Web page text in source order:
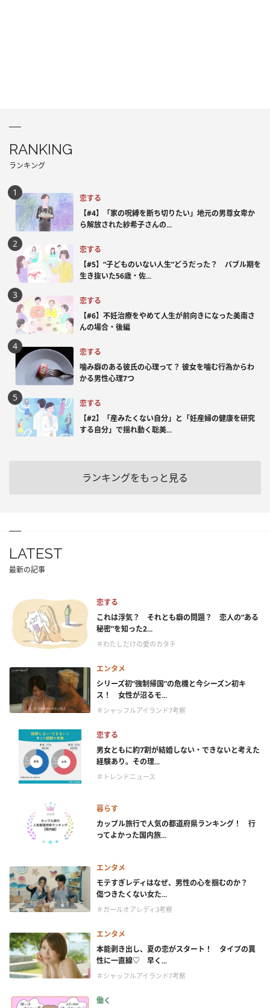
RANKING
ランキング
恋する
【#4】「家の呪縛を断ち切りたい」地元の男尊女卑か
ら解放された紗希子さんの...
恋する
【#5】“子どものいない人生”どうだった？ バブル期を
生き抜いた56歳・佐...
恋する
【#6】不妊治療をやめて人生が前向きになった美南さ
んの場合・後編
恋する
噛み癖のある彼氏の心理って？ 彼女を噛む行為からわ
かる男性心理7つ
恋する
【#2】「産みたくない自分」と「妊産婦の健康を研究
する自分」で揺れ動く聡美...
ランキングをもっと見る
LATEST
最新の記事
恋する
これは浮気？ それとも癖の問題？ 恋人の“ある
秘密”を知った2...
＃わたしだけの愛のカタチ
エンタメ
シリーズ初“強制帰国”の危機と今シーズン初キ
ス！ 女性が沼るモ...
＃シャッフルアイランド7考察
恋する
男女ともに約7割が結婚しない・できないと考えた
経験あり。その理...
＃トレンドニュース
暮らす
カップル旅行で人気の都道府県ランキング！ 行
ってよかった国内旅...
エンタメ
モテすぎレディはなぜ、男性の心を掴むのか？
傷つきたくない女た...
＃ガールオアレディ3考察
エンタメ
本能剥き出し、夏の恋がスタート！ タイプの異
性に一直線♡ 早く...
＃シャッフルアイランド7考察
働く